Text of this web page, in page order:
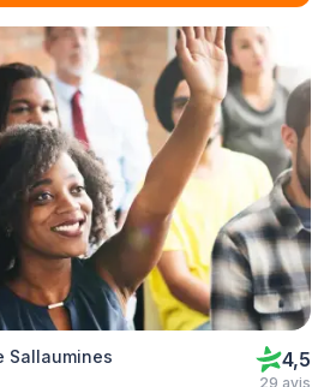
Sallaumines 4,5
29 avis